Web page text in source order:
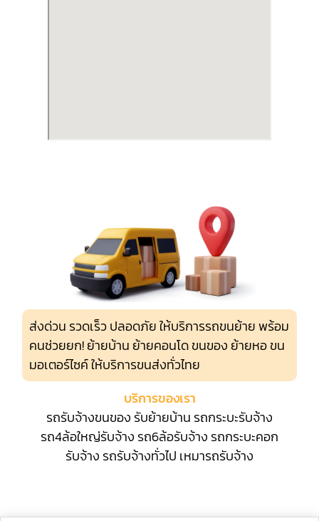
ส่งด่วน รวดเร็ว ปลอดภัย ให้บริการรถขนย้าย พร้อม
คนช่วยยก! ย้ายบ้าน ย้ายคอนโด ขนของ ย้ายหอ ขน
มอเตอร์ไซค์ ให้บริการขนส่งทั่วไทย
บริการของเรา
รถรับจ้างขนของ รับย้ายบ้าน รถกระบะรับจ้าง
รถ4ล้อใหญ่รับจ้าง รถ6ล้อรับจ้าง รถกระบะคอก
รับจ้าง รถรับจ้างทั่วไป เหมารถรับจ้าง